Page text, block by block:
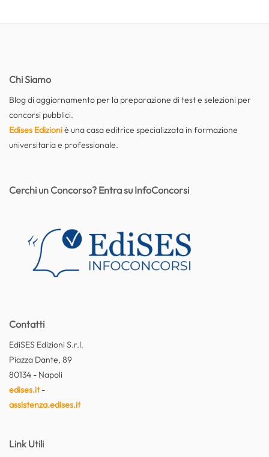
Chi Siamo
Blog di aggiornamento per la preparazione di test e selezioni per
concorsi pubblici.
Edises Edizioniè una casa editrice specializzata in formazione
universitaria e professionale.
Contatti
EdiSES Edizioni S.r.l.
Piazza Dante, 89
80134 - Napoli
edises.it-
assistenza.edises.it
Link Utili
Cerchi un Concorso? Entra su InfoConcorsi